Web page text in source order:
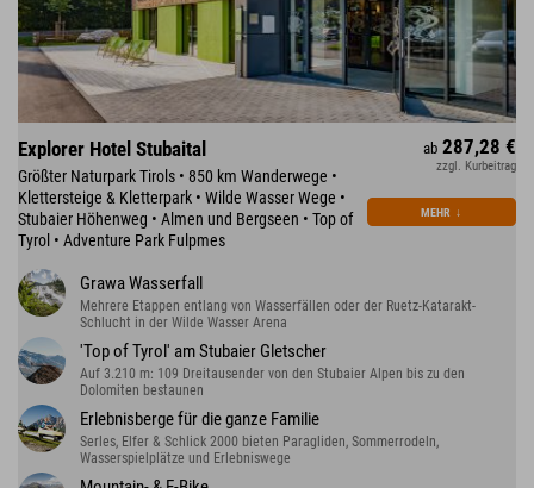
Explorer Hotel Stubaital
Größter Naturpark Tirols • 850 km Wanderwege •
Klettersteige & Kletterpark • Wilde Wasser Wege •
Stubaier Höhenweg • Almen und Bergseen • Top of
Tyrol • Adventure Park Fulpmes
ab 287,28 €
zzgl. Kurbeitrag
MEHR ↓
Grawa Wasserfall
Mehrere Etappen entlang von Wasserfällen oder der Ruetz-Katarakt-
Schlucht in der Wilde Wasser Arena
'Top of Tyrol' am Stubaier Gletscher
Auf 3.210 m: 109 Dreitausender von den Stubaier Alpen bis zu den
Dolomiten bestaunen
Erlebnisberge für die ganze Familie
Serles, Elfer & Schlick 2000 bieten Paragliden, Sommerrodeln,
Wasserspielplätze und Erlebniswege